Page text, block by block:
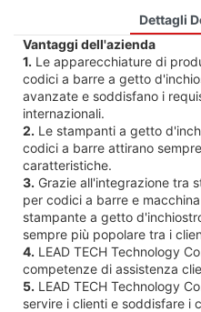
Dettagli
Vantaggi dell'azienda
1. Le apparecchiature di
codici a barre a getto
avanzate e soddisfano i
internazionali.
2. Le stampanti a getto
codici a barre attirano
caratteristiche.
3. Grazie all'integrazione tra
per codici a barre e
stampante a getto
sempre più popolare tra i
4. LEAD TECH Technology
competenze di assistenza
5. LEAD TECH Technology
servire i clienti e soddisfare i